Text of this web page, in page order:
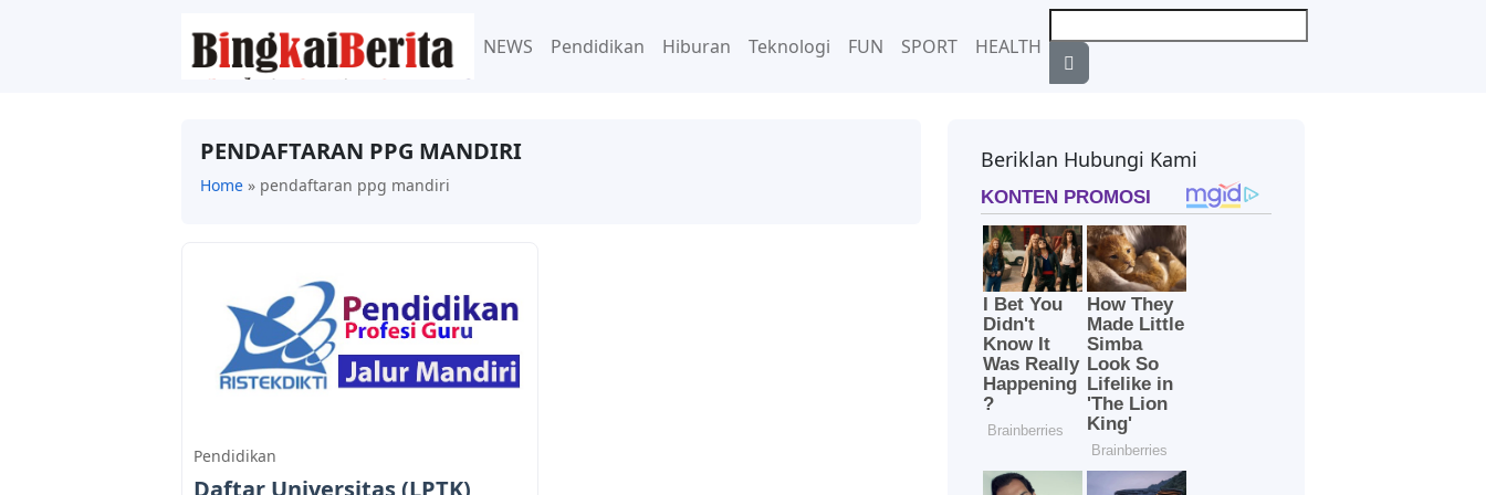
NEWS Pendidikan Hiburan Teknologi FUN SPORT HEALTH
PENDAFTARAN PPG MANDIRI
Home » pendaftaran ppg mandiri
Pendidikan
Daftar Universitas (LPTK)
Beriklan Hubungi Kami